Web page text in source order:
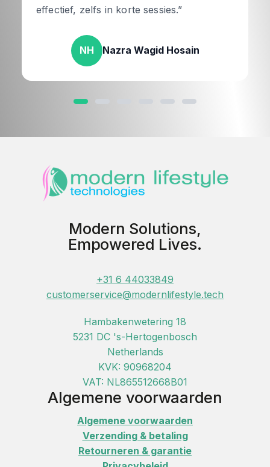
effectief, zelfs in korte sessies.”
NH Nazra Wagid Hosain
Modern Solutions,
Empowered Lives.
+31 6 44033849
customerservice@modernlifestyle.tech
Hambakenwetering 18
5231 DC 's-Hertogenbosch
Netherlands
KVK: 90968204
VAT: NL865512668B01
Algemene voorwaarden
Algemene voorwaarden
Verzending & betaling
Retourneren & garantie